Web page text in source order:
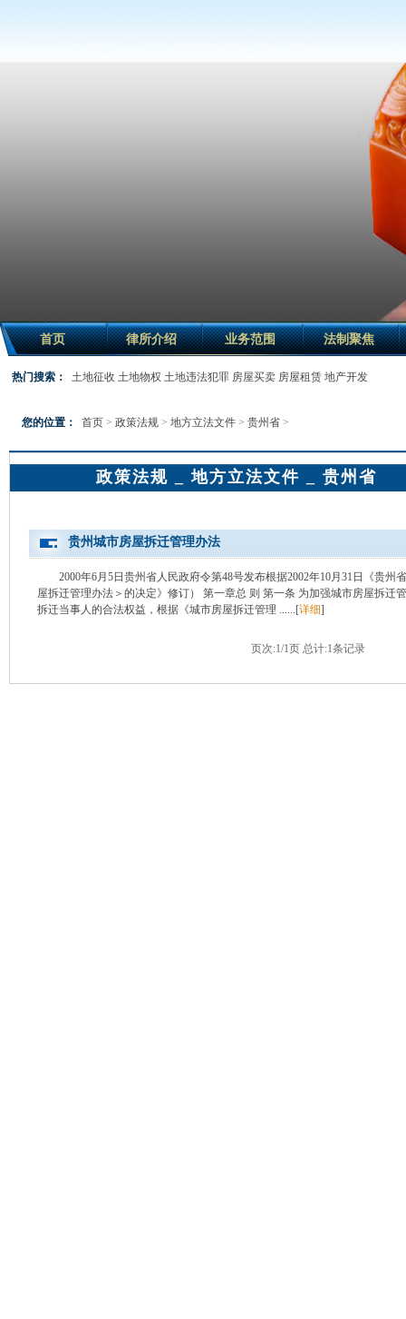
首页 律所介绍 业务范围 法制聚焦
热门搜索： 土地征收 土地物权 土地违法犯罪 房屋买卖 房屋租赁 地产开发
您的位置： 首页 > 政策法规 > 地方立法文件 > 贵州省 >
政策法规 _ 地方立法文件 _ 贵州省
贵州城市房屋拆迁管理办法
2000年6月5日贵州省人民政府令第48号发布根据2002年10月31日《贵州
屋拆迁管理办法＞的决定》修订） 第一章总 则 第一条 为加强城市房屋拆迁
拆迁当事人的合法权益，根据《城市房屋拆迁管理 ......[详细]
页次:1/1页 总计:1条记录